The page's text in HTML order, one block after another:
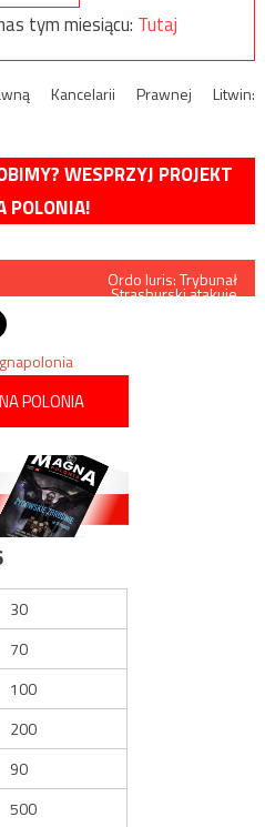
tym miesiącu: Tutaj
Kancelarii Prawnej Litwin:
WESPRZYJ PROJEKT
POLONIA!
Ordo Iuris: Trybunał
Strasburski atakuje
POLONIA
30
70
100
200
90
500